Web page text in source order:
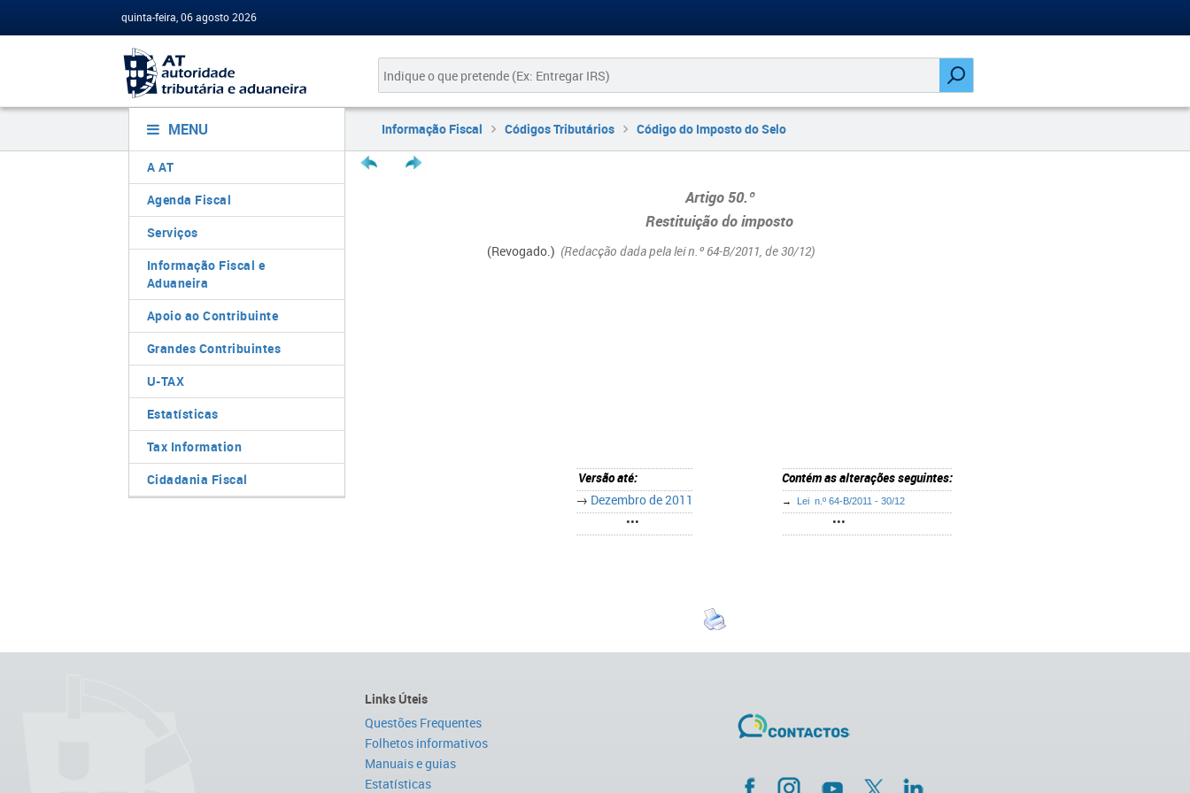
quinta-feira, 06 agosto 2026
MENU
A AT
Agenda Fiscal
Serviços
Informação Fiscal e
Aduaneira
Apoio ao Contribuinte
Grandes Contribuintes
U-TAX
Estatísticas
Tax Information
Cidadania Fiscal
Informação Fiscal Códigos Tributários Código do Imposto do Selo
Artigo 50.º
Restituição do imposto
(Revogado.) (Redacção dada pela lei n.º 64-B/2011, de 30/12)
Versão até:
→ Dezembro de 2011
•••
Contém as alterações seguintes:
→ Lei n.º 64-B/2011 - 30/12
•••
Links Úteis
Questões Frequentes
Folhetos informativos
Manuais e guias
Estatísticas